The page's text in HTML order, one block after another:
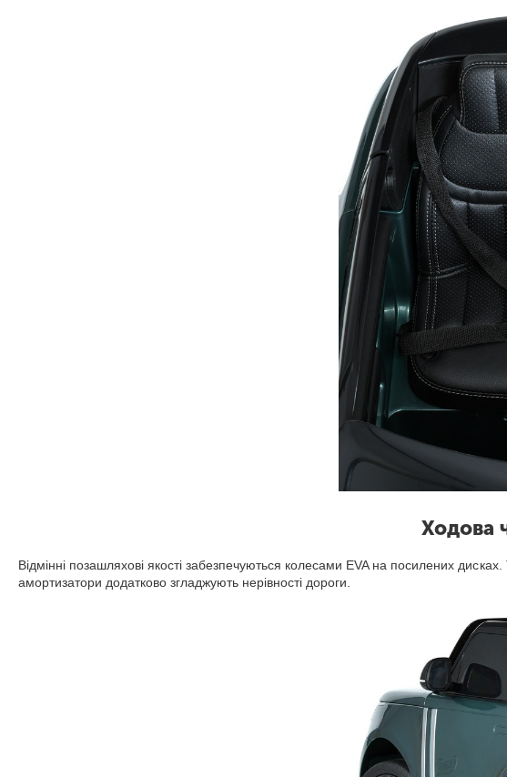
Ходова
Відмінні позашляхові якості забезпечуються колесами EVA на посилених
амортизатори додатково згладжують нерівності дороги.